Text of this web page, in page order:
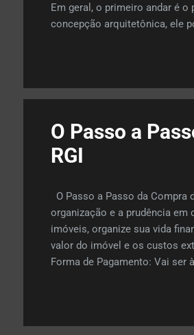
Em geral, o primeiro andar é
concepção arquitetônica, ele
áreas externas como
transporte de compras,
O Passo a
RGI
O Passo a Passo da Compra
organização e a prudência em
imóveis, organize sua vida
valor do imóvel e os custos
Forma de Pagamento: Vai ser
hora de negociar. Pesquisa
ser por escrito, conter o valor